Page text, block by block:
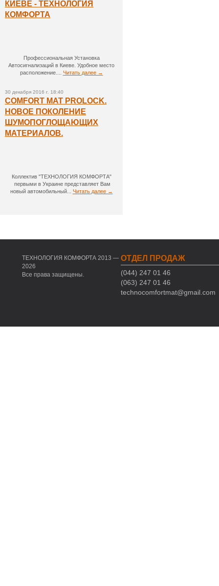
КИЕВЕ - ТЕХНОЛОГИЯ
КОМФОРТА
Профессиональная Установка
Автосигнализаций в Киеве. Удобное место
расположение.... Читать далее →
30 декабря 2016 г. 18:40
COMFORT MAT PROLOCK.
НОВОЕ ПОКОЛЕНИЕ
ШУМОПОГЛОЩАЮЩИХ
МАТЕРИАЛОВ.
Коллектив "ТЕХНОЛОГИЯ КОМФОРТА"
первыми в Украине представляет Вам
новый автомобильный... Читать далее →
ТЕХНОЛОГИЯ КОМФОРТА 2013 —
2026
Все права защищены.
ОТДЕЛ ПРОДАЖ
(044) 247 01 46
(063) 247 01 46
technocomfortmat@gmail.com